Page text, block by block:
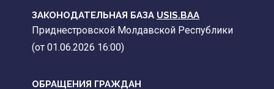
ЗАКОНОДАТЕЛЬНАЯ БАЗА USIS.BAA
Приднестровской Молдавской Республики
(от 01.06.2026 16:00)
ОБРАЩЕНИЯ ГРАЖДАН